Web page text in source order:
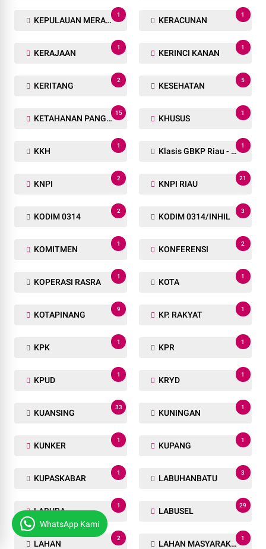
KEPULAUAN MERANTI
1
KERACUNAN
1
KERAJAAN
1
KERINCI KANAN
1
KERITANG
2
KESEHATAN
5
KETAHANAN PANGAN
15
KHUSUS
1
KKH
1
Klasis GBKP Riau - Sumbar.
1
KNPI
2
KNPI RIAU
21
KODIM 0314
2
KODIM 0314/INHIL
3
KOMITMEN
1
KONFERENSI
2
KOPERASI RASRA
1
KOTA
1
KOTAPINANG
9
KP. RAKYAT
1
KPK
1
KPR
1
KPUD
1
KRYD
1
KUANSING
33
KUNINGAN
1
KUNKER
1
KUPANG
1
KUPASKABAR
1
LABUHANBATU
3
LABURA
1
LABUSEL
29
LAHAN
2
LAHAN MASYARAKAT
1
WhatsApp Kami